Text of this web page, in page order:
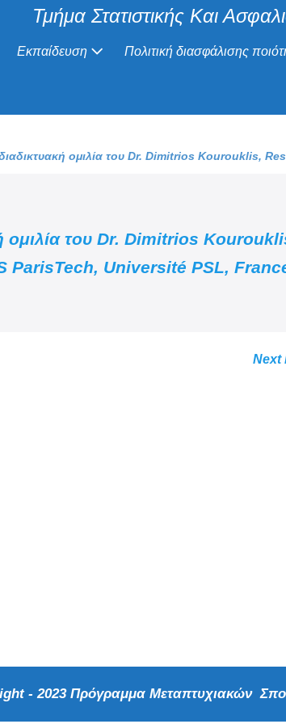
Τμήμα Στατιστικής Και
Εκπαίδευση Πολιτική διασφάλισης
ομιλία του Dr. Dimitrios Kourouklis,
ομιλία του Dr. Dimitrios
ParisTech, Université PSL,
Next
- 2023 Πρόγραμμα Μεταπτυχιακών